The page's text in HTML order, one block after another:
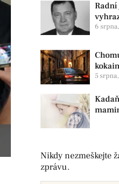
Radní
v
6
5
Nikdy nezmeškejte
zprávu.